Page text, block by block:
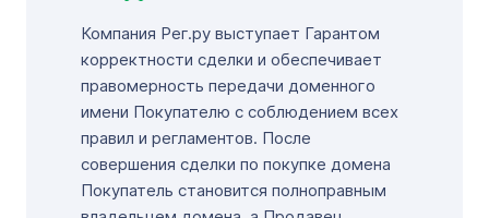
Компания Рег.ру выступает Гарантом
корректности сделки и обеспечивает
правомерность передачи доменного
имени Покупателю с соблюдением всех
правил и регламентов. После
совершения сделки по покупке домена
Покупатель становится полноправным